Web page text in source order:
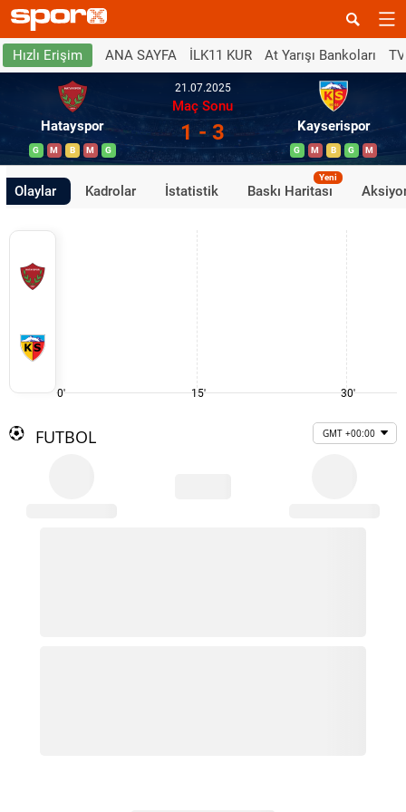
Hızlı Erişim ANA SAYFA İLK11 KUR At Yarışı Bankoları
Hatayspor
G M B M G
21.07.2025
Maç Sonu
1 - 3 Kayserispor
G M B G M
Olaylar Kadrolar İstatistik Baskı Haritası
Yeni
0' 15' 30'
FUTBOL GMT +00:00